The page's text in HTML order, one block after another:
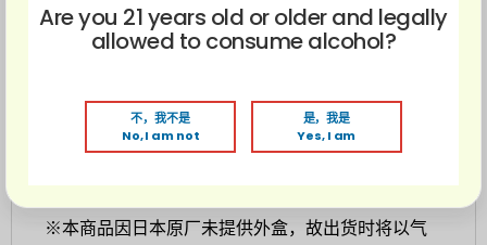
冰块，甚至兑苏打水都超好喝！
解渴！
※本商品因日本原厂未提供外盒，故出货时将以气
Are you 21 years old or older and legally
allowed to consume alcohol?
不，我不是
No, I am not
是，我是
Yes, I am